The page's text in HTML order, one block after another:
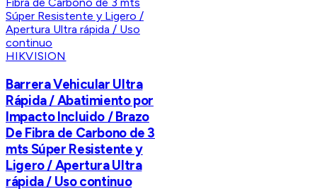
HIKVISION
Barrera Vehicular Ultra
Rápida / Abatimiento por
Impacto Incluido / Brazo
De Fibra de Carbono de 3
mts Súper Resistente y
Ligero / Apertura Ultra
rápida / Uso continuo